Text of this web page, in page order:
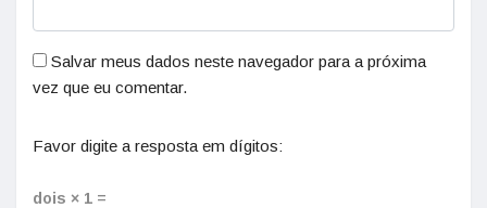
Salvar meus dados neste navegador para a próxima
vez que eu comentar.
Favor digite a resposta em dígitos:
dois × 1 =